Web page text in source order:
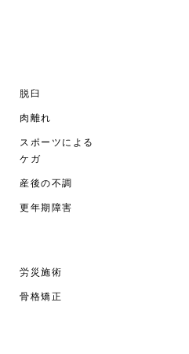
脱臼
肉離れ
スポーツによる
ケガ
産後の不調
更年期障害
労災施術
骨格矯正